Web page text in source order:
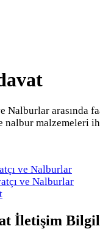
Nalburlar arasında
nalbur malzemeleri
ve Nalburlar
ve Nalburlar
İletişim